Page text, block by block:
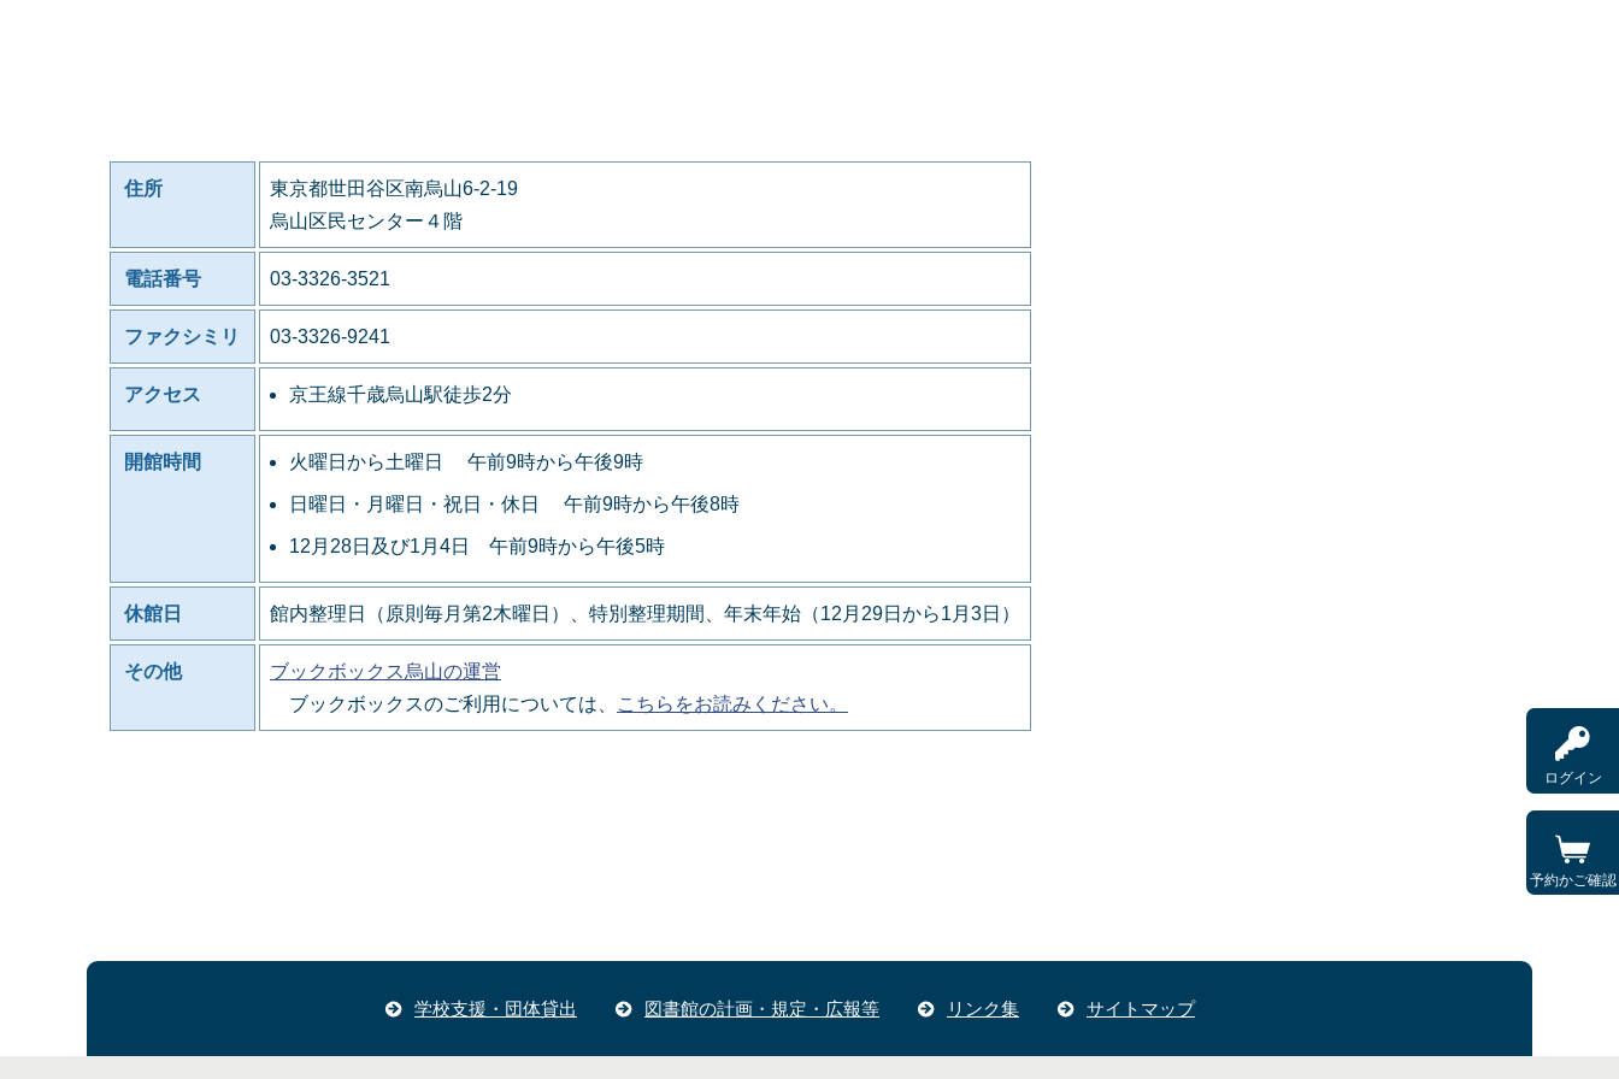
ログイン
予約かご確認
住所
東京都世田谷区南烏山6-2-19
烏山区民センター４階
電話番号 03-3326-3521
ファクシミリ 03-3326-9241
アクセス 京王線千歳烏山駅徒歩2分
開館時間 火曜日から土曜日 午前9時から午後9時
日曜日・月曜日・祝日・休日 午前9時から午後8時
12月28日及び1月4日 午前9時から午後5時
休館日 館内整理日（原則毎月第2木曜日）、特別整理期間、年末年始（12月29日から1月3日）
その他
ブックボックス烏山の運営
ブックボックスのご利用については、
こちらをお読みください。
学校支援・団体貸出 図書館の計画・規定・広報等 リンク集 サイトマップ